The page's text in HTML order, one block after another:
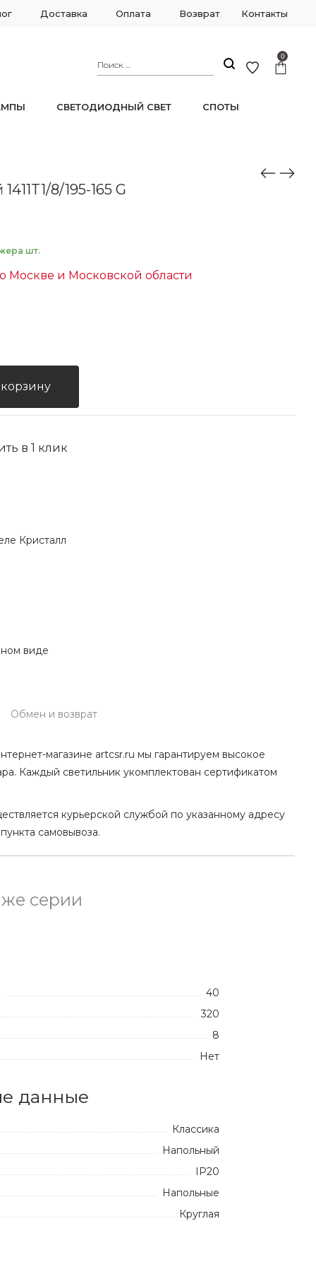
Доставка Оплата Возврат Контакты
0
СВЕТОДИОДНЫЙ СВЕТ СПОТЫ
8/195-165 G
шт.
Москве и Московской области
в 1 клик
Кристалл
виде
Обмен и возврат
магазине artcsr.ru мы гарантируем высокое
Каждый светильник укомплектован сертификатом
курьерской службой по указанному адресу
самовывоза.
серии
40
320
8
Нет
данные
Классика
Напольный
IP20
Напольные
Круглая